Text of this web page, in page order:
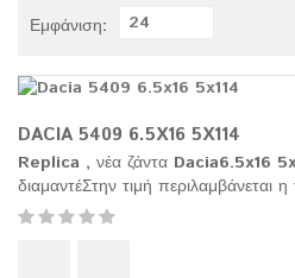
Εμφάνιση: 24
DACIA 5409 6.5X16 5X114
Replica , νέα ζάντα Dacia6.5x16
διαμαντέΣτην τιμή περιλαμβάνεται